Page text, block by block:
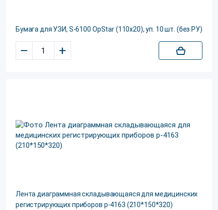
Бумага для УЗИ, S-6100 OpStar (110х20), уп. 10 шт. (без РУ)
– +
Лента диаграммная складывающаяся для медицинских
регистрирующих приборов р-4163 (210*150*320)